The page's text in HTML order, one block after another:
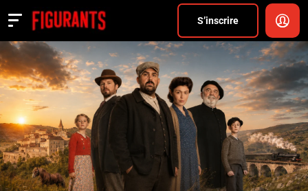
S’inscrire
Actualités
ANNONCER
FAQ
S’inscrire
CONNEXION